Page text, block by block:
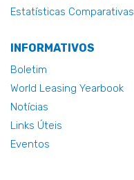
Estatísticas Comparativas
INFORMATIVOS
Boletim
World Leasing Yearbook
Notícias
Links Úteis
Eventos